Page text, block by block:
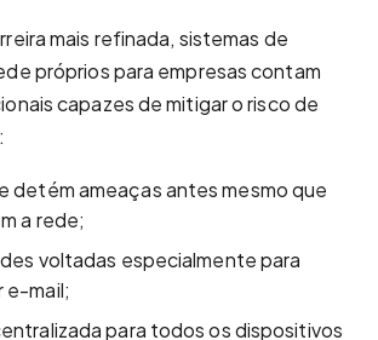
mais refinada, sistemas de
próprios para empresas contam
capazes de mitigar o risco de
detém ameaças antes mesmo que
a rede;
voltadas especialmente para
e-mail;
para todos os dispositivos